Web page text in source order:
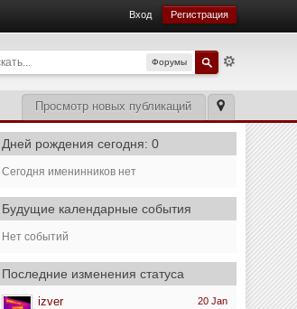
Вход Регистрация
Форумы
Просмотр новых публикаций
Дней рождения сегодня: 0
Сегодня именинников нет
Будущие календарные события
Нет событий
Последние изменения статуса
20 Jan
izver